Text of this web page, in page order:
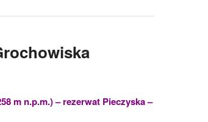
m n.p.m.) – rezerwat Pieczyska –